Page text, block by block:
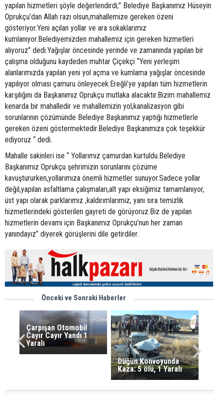
yapılan hizmetleri şöyle değerlendirdi;” Belediye Başkanımız Hüseyin
Oprukçu’dan Allah razı olsun,mahallemize gereken özeni
gösteriyor.Yeni açılan yollar ve ara sokaklarımız
kumlanıyor.Belediyemizden mahallemiz için gereken hizmetleri
alıyoruz” dedi.Yağışlar öncesinde yerinde ve zamanında yapılan bir
çalışma olduğunu kaydeden muhtar Çiçekçi “Yeni yerleşim
alanlarımızda yapılan yeni yol açma ve kumlama yağışlar öncesinde
yapılıyor olması çamuru önleyecek.Ereğli’ye yapılan tüm hizmetlerin
karşılığını da Başkanımız Oprukçu mutlaka alacaktır.Bizim mahallemiz
kenarda bir mahalledir ve mahallemizin yol,kanalizasyon gibi
sorunlarının çözümünde Belediye Başkanımız yaptığı hizmetlerle
gereken özeni göstermektedir.Belediye Başkanımıza çok teşekkür
ediyoruz “ dedi.
Mahalle sakinleri ise “ Yollarımız çamurdan kurtuldu.Belediye
Başkanımız Oprukçu şehrimizin sorunlarını çözüme
kavuştururken,yollarımıza önemli hizmetler sunuyor.Sadece yollar
değil,yapılan asfaltlama çalışmaları,alt yapı eksiğimiz tamamlanıyor,
üst yapı olarak parklarımız ,kaldırımlarımız, yanı sıra temizlik
hizmetlerindeki gösterilen gayreti de görüyoruz.Biz de yapılan
hizmetlerin devamı için Başkanımız Oprukçu’nun her zaman
yanındayız” diyerek görüşlerini dile getirdiler.
Önceki ve Sonraki Haberler
Çarpışan Otomobil
Cayır Cayır Yandı 1
Yaralı
Düğün Konvoyunda
Kaza: 5 ölü, 1 Yaralı